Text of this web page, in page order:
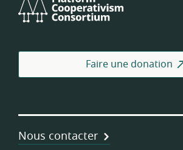
Cooperativism
Faire une donation
Nous contacter